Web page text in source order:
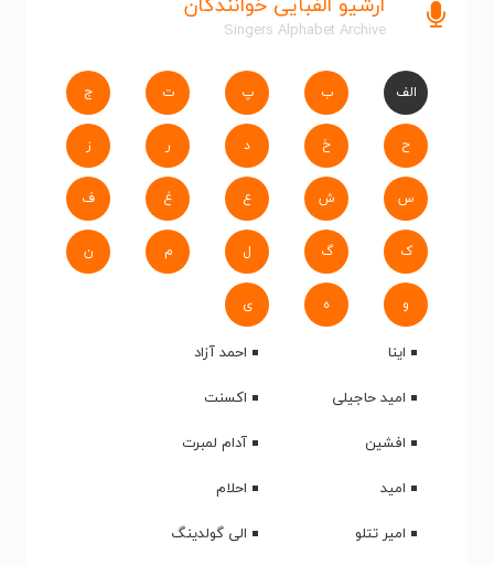
Singers Alphabet Archive
الف ب پ ت ج
ح خ د ر ز
س ش ع غ ف
ک گ ل م ن
و ه ی
اینا
احمد آزاد
امید حاجیلی
اکسنت
افشین
آدام لمبرت
امید
احلام
امیر تتلو
الی گولدینگ